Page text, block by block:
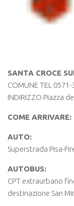
SANTA CROCE
COMUNE TEL
INDIRIZZO Piazza
COME ARRIVARE:
AUTO:
Superstrada Pisa-
AUTOBUS:
CPT extraurbano
destinazione San